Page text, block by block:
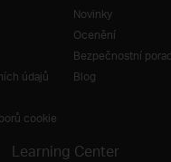
údajů
cookie
Novinky
Ocenění
Bezpečnostní
Blog
Learning Center